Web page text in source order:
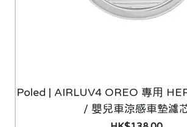
Poled | AIRLUV4 OREO 專用
/ 嬰兒車涼感車墊濾